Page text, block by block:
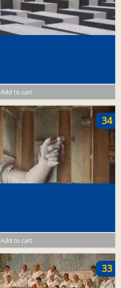
Add to cart
34
Add to cart
33